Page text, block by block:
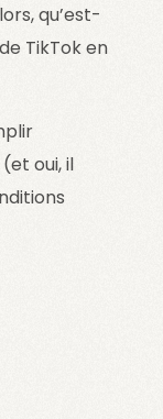
qu’est-
TikTok en
oui, il